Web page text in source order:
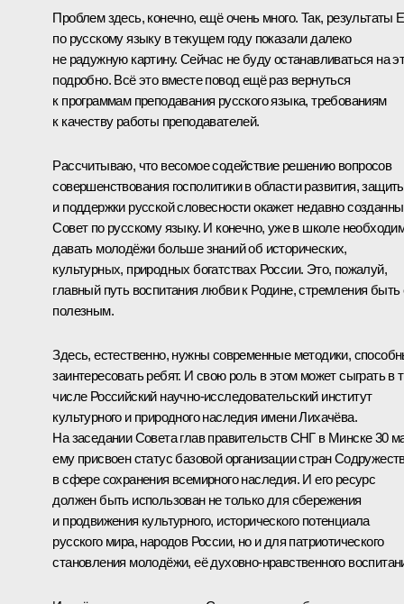
Проблем здесь, конечно, ещё очень много. Так, результаты
по русскому языку в текущем году показали далеко
не радужную картину. Сейчас не буду останавливаться на
подробно. Всё это вместе повод ещё раз вернуться
к программам преподавания русского языка, требованиям
к качеству работы преподавателей.
Рассчитываю, что весомое содействие решению вопросов
совершенствования госполитики в области развития,
и поддержки русской словесности окажет недавно
Совет по русскому языку. И конечно, уже в школе
давать молодёжи больше знаний об исторических,
культурных, природных богатствах России. Это, пожалуй,
главный путь воспитания любви к Родине, стремления быть
полезным.
Здесь, естественно, нужны современные методики,
заинтересовать ребят. И свою роль в этом может сыграть в
числе Российский научно-исследовательский институт
культурного и природного наследия имени Лихачёва.
На заседании Совета глав правительств СНГ в Минске 30
ему присвоен статус базовой организации стран
в сфере сохранения всемирного наследия. И его ресурс
должен быть использован не только для сбережения
и продвижения культурного, исторического потенциала
русского мира, народов России, но и для патриотического
становления молодёжи, её духовно-нравственного